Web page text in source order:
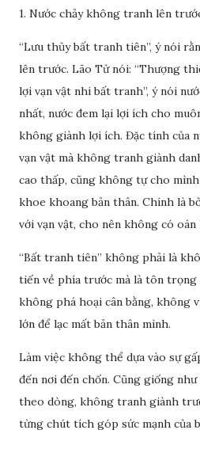
1. Nước chảy không tranh lên
“Lưu thủy bất tranh tiên”, ý nói
lên trước. Lão Tử nói: “Thượng
lợi vạn vật nhi bất tranh”, ý nói
nhất, nước đem lại lợi ích cho
không giành lợi ích. Đặc tính của
vạn vật mà không tranh giành
cao thấp, cũng không tự cho
khoe khoang bản thân. Chính là
với vạn vật, cho nên không có oán
“Bất tranh tiên” không phải là
tiến về phía trước mà là tôn trọng
không phá hoại cân bằng, không
lớn để lạc mất bản thân mình.
Làm việc không thể dựa vào sự
đến nơi đến chốn. Cũng giống
theo dòng, không tranh giành
từng chút tích góp sức mạnh của